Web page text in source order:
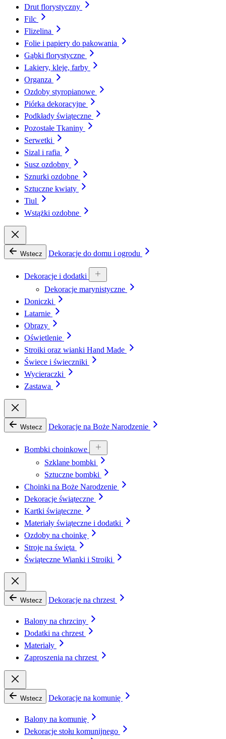
Drut florystyczny
Filc
Flizelina
Folie i papiery do pakowania
Gąbki florystyczne
Lakiery, kleje, farby
Organza
Ozdoby styropianowe
Piórka dekoracyjne
Podkłady świąteczne
Pozostałe Tkaniny
Serwetki
Sizal i rafia
Susz ozdobny
Sznurki ozdobne
Sztuczne kwiaty
Tiul
Wstążki ozdobne
Wstecz Dekoracje do domu i ogrodu
Dekoracje i dodatki
Dekoracje marynistyczne
Doniczki
Latarnie
Obrazy
Oświetlenie
Stroiki oraz wianki Hand Made
Świece i świeczniki
Wycieraczki
Zastawa
Wstecz Dekoracje na Boże Narodzenie
Bombki choinkowe
Szklane bombki
Sztuczne bombki
Choinki na Boże Narodzenie
Dekoracje świąteczne
Kartki świąteczne
Materiały świąteczne i dodatki
Ozdoby na choinkę
Stroje na święta
Świąteczne Wianki i Stroiki
Wstecz Dekoracje na chrzest
Balony na chrzciny
Dodatki na chrzest
Materiały
Zaproszenia na chrzest
Wstecz Dekoracje na komunię
Balony na komunię
Dekoracje stołu komunijnego